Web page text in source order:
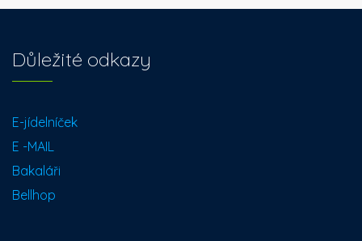
Důležité odkazy
E-jídelníček
E -MAIL
Bakaláři
Bellhop